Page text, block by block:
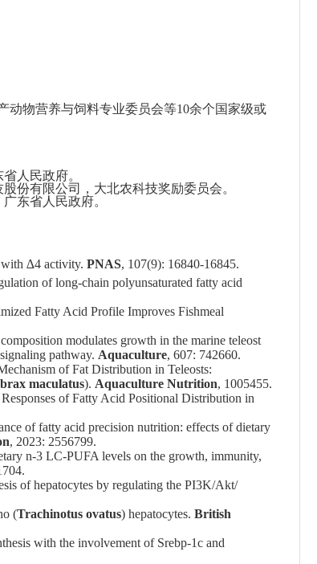
动物营养与饲料专业委员会等10余个国家级或
人民政府。
份有限公司，大北农科技奖励委员会。
东省人民政府。
∆4 activity. PNAS, 107(9): 16840-16845.
of long-chain polyunsaturated fatty acid
Fatty Acid Profile Improves Fishmeal
modulates growth in the marine teleost
pathway. Aquaculture, 607: 742660.
of Fat Distribution in Teleosts:
maculatus). Aquaculture Nutrition, 1005455.
of Fatty Acid Positional Distribution in
of fatty acid precision nutrition: effects of dietary
, 2023: 2556799.
n-3 LC-PUFA levels on the growth, immunity,
of hepatocytes by regulating the PI3K/Akt/
(Trachinotus ovatus) hepatocytes. British
with the involvement of Srebp-1c and